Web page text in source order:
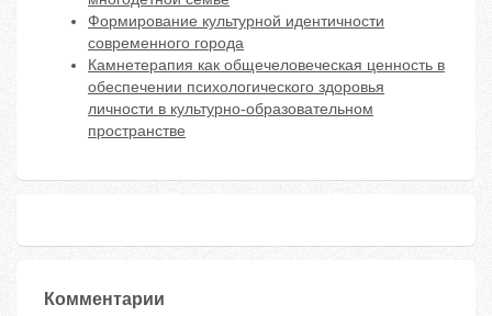
Формирование культурной идентичности
современного города
Камнетерапия как общечеловеческая ценность в
обеспечении психологического здоровья
личности в культурно-образовательном
пространстве
Комментарии